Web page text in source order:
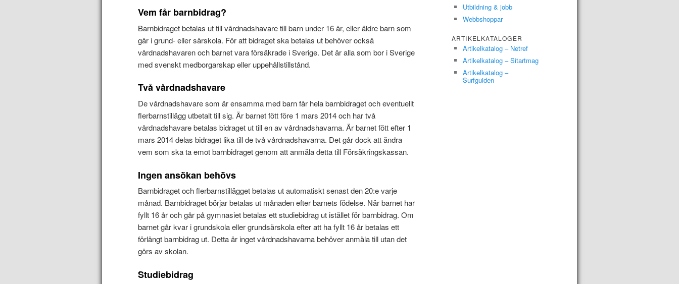
Vem får barnbidrag?
Barnbidraget betalas ut till vårdnadshavare till barn under 16 år, eller äldre barn som
går i grund- eller särskola. För att bidraget ska betalas ut behöver också
vårdnadshavaren och barnet vara försäkrade i Sverige. Det är alla som bor i Sverige
med svenskt medborgarskap eller uppehållstillstånd.
Två vårdnadshavare
De vårdnadshavare som är ensamma med barn får hela barnbidraget och eventuellt
flerbarnstillägg utbetalt till sig. Är barnet fött före 1 mars 2014 och har två
vårdnadshavare betalas bidraget ut till en av vårdnadshavarna. Är barnet fött efter 1
mars 2014 delas bidraget lika till de två vårdnadshavarna. Det går dock att ändra
vem som ska ta emot barnbidraget genom att anmäla detta till Försäkringskassan.
Ingen ansökan behövs
Barnbidraget och flerbarnstillägget betalas ut automatiskt senast den 20:e varje
månad. Barnbidraget börjar betalas ut månaden efter barnets födelse. När barnet har
fyllt 16 år och går på gymnasiet betalas ett studiebidrag ut istället för barnbidrag. Om
barnet går kvar i grundskola eller grundsärskola efter att ha fyllt 16 år betalas ett
förlängt barnbidrag ut. Detta är inget vårdnadshavarna behöver anmäla till utan det
görs av skolan.
Studiebidrag
Utbildning & jobb
Webbshoppar
ARTIKELKATALOGER
Artikelkatalog – Netref
Artikelkatalog – Sitartmag
Artikelkatalog –
Surfguiden